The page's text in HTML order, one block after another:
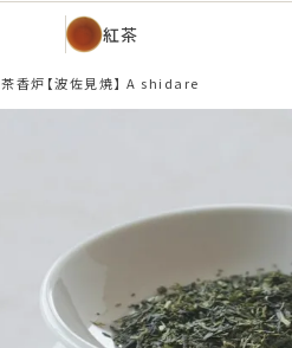
紅茶
茶香炉【波佐見焼】 A shidare